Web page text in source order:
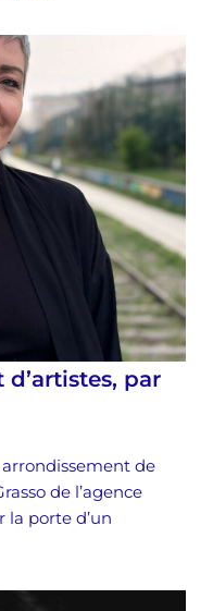
d’artistes, par
de
de l’agence
la porte d’un